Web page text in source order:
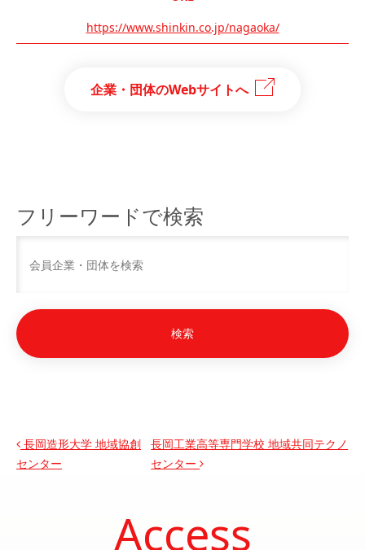
https://www.shinkin.co.jp/nagaoka/
企業・団体のWebサイトへ
フリーワードで検索
投稿ナビゲーション
長岡造形大学 地域協創
センター
長岡工業高等専門学校 地域共同テクノ
センター
Access